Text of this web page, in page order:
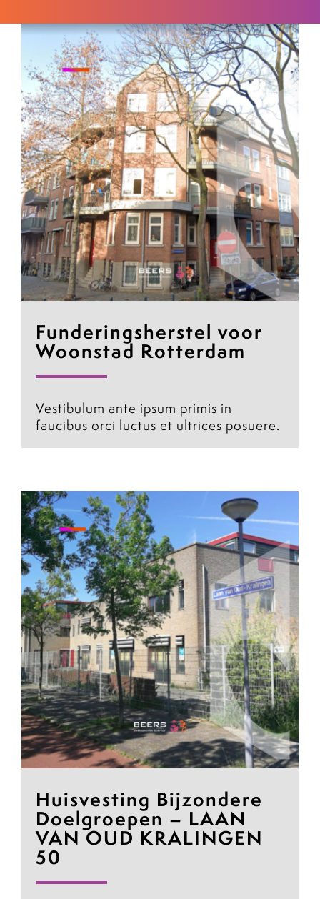
Portal
Funderingsherstel voor
Woonstad Rotterdam
Vestibulum ante ipsum primis in
faucibus orci luctus et ultrices posuere.
Huisvesting Bijzondere
Doelgroepen – LAAN
VAN OUD KRALINGEN
50